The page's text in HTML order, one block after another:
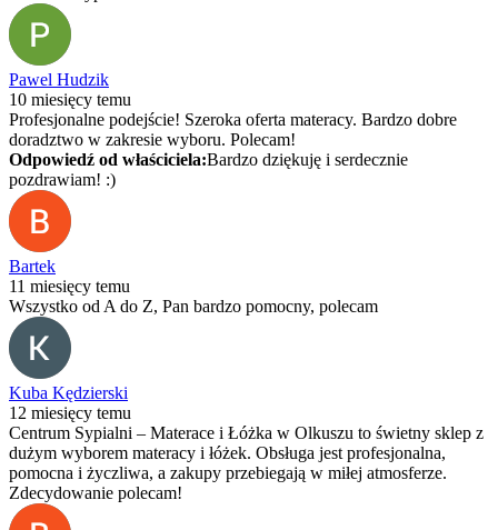
Pawel Hudzik
10 miesięcy temu
Profesjonalne podejście! Szeroka oferta materacy. Bardzo dobre
doradztwo w zakresie wyboru. Polecam!
Odpowiedź od właściciela:Bardzo dziękuję i serdecznie
pozdrawiam! :)
Bartek
11 miesięcy temu
Wszystko od A do Z, Pan bardzo pomocny, polecam
Kuba Kędzierski
12 miesięcy temu
Centrum Sypialni – Materace i Łóżka w Olkuszu to świetny sklep z
dużym wyborem materacy i łóżek. Obsługa jest profesjonalna,
pomocna i życzliwa, a zakupy przebiegają w miłej atmosferze.
Zdecydowanie polecam!